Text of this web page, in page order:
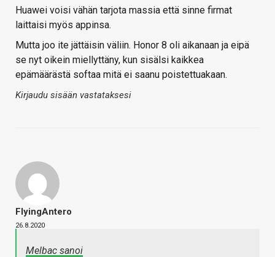
Huawei voisi vähän tarjota massia että sinne firmat
laittaisi myös appinsa.
Mutta joo ite jättäisin väliin. Honor 8 oli aikanaan ja eipä
se nyt oikein miellyttäny, kun sisälsi kaikkea
epämäärästä softaa mitä ei saanu poistettuakaan.
Kirjaudu sisään vastataksesi
FlyingAntero
26.8.2020
Melbac sanoi